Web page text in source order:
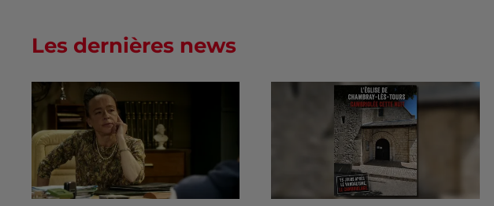
Les dernières news